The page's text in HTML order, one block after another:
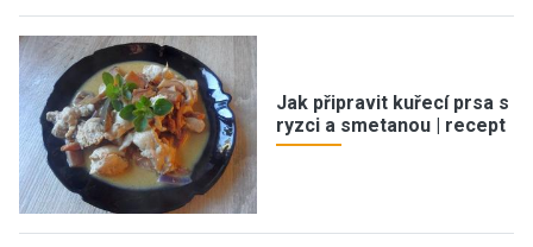
Jak připravit kuřecí prsa s
ryzci a smetanou | recept